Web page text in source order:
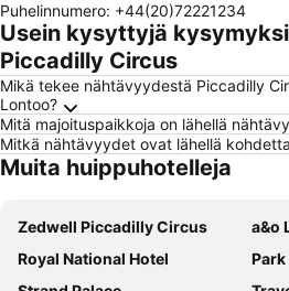
Puhelinnumero: +44(20)72221234
Usein kysyttyjä
Piccadilly Circus
Mikä tekee nähtävyydestä Piccadilly
Lontoo?
Mitä majoituspaikkoja on lähellä
Mitkä nähtävyydet ovat lähellä
Muita huippuhotelleja
Zedwell Piccadilly Circus
a&o
Royal National Hotel